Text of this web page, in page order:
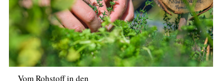
Vom Rohstoff in den